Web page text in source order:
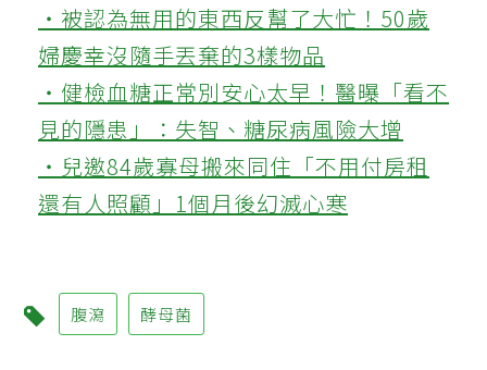
‧被認為無用的東西反幫了大忙！50歲
婦慶幸沒隨手丟棄的3樣物品
‧健檢血糖正常別安心太早！醫曝「看不
見的隱患」：失智、糖尿病風險大增
‧兒邀84歲寡母搬來同住「不用付房租
還有人照顧」1個月後幻滅心寒
腹瀉 酵母菌